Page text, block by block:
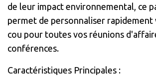
de leur impact environnemental, ce
permet de personnaliser rapidement
cou pour toutes vos réunions
conférences.
Caractéristiques Principales :